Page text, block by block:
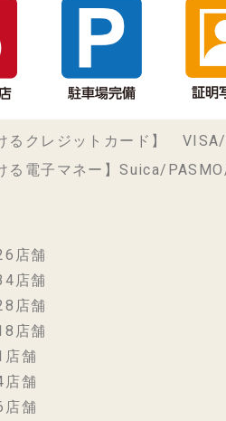
けるクレジットカード】
る電子マネー】Suica/
店舗
店舗
店舗
店舗
舗
舗
舗